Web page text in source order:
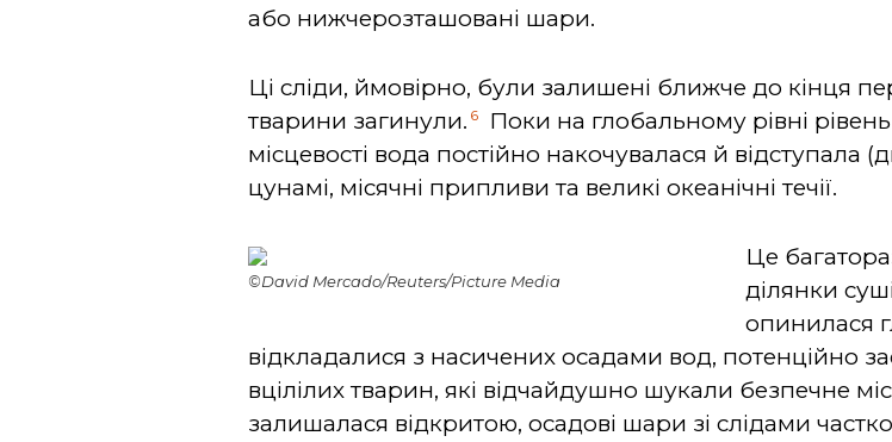
або нижчерозташовані шари.
Ці сліди, ймовірно, були залишені ближче до кінця
тварини загинули. 6
Поки на глобальному рівні
місцевості вода постійно накочувалася й відступала
цунамі, місячні припливи та великі океанічні течії.
©David Mercado/Reuters/Picture Media
Це
ділянки
опинилася
відкладалися з насичених осадами вод, потенційно
вцілілих тварин, які відчайдушно шукали безпечне
залишалася відкритою, осадові шари зі слідами